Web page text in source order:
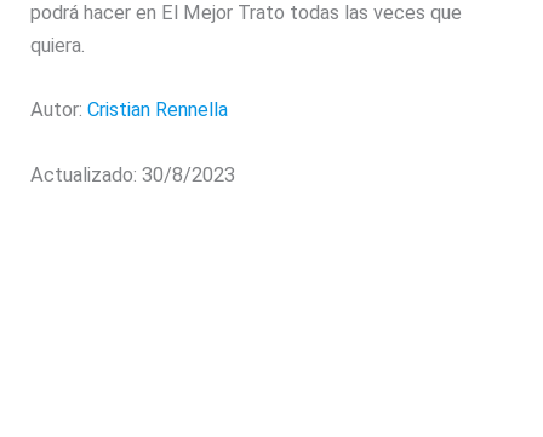
podrá hacer en El Mejor Trato todas las veces que
quiera.
Autor:Cristian Rennella
Actualizado: 30/8/2023